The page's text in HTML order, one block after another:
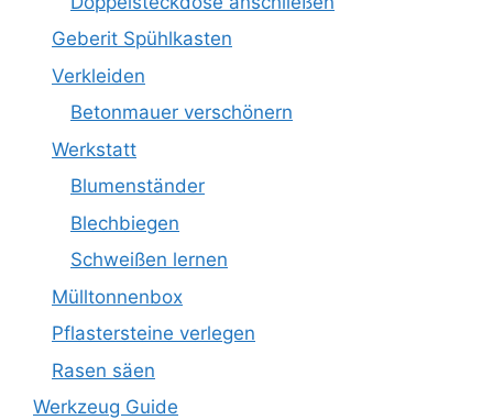
Geberit Spühlkasten
Verkleiden
Betonmauer verschönern
Werkstatt
Blumenständer
Blechbiegen
Schweißen lernen
Mülltonnenbox
Pflastersteine verlegen
Rasen säen
Werkzeug Guide